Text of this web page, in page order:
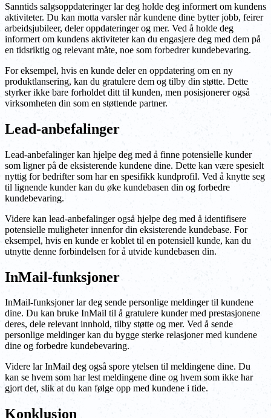
Sanntids salgsoppdateringer lar deg holde deg informert om kundens
aktiviteter. Du kan motta varsler når kundene dine bytter jobb, feirer
arbeidsjubileer, deler oppdateringer og mer. Ved å holde deg
informert om kundens aktiviteter kan du engasjere deg med dem på
en tidsriktig og relevant måte, noe som forbedrer kundebevaring.
For eksempel, hvis en kunde deler en oppdatering om en ny
produktlansering, kan du gratulere dem og tilby din støtte. Dette
styrker ikke bare forholdet ditt til kunden, men posisjonerer også
virksomheten din som en støttende partner.
Lead-anbefalinger
Lead-anbefalinger kan hjelpe deg med å finne potensielle kunder
som ligner på de eksisterende kundene dine. Dette kan være spesielt
nyttig for bedrifter som har en spesifikk kundprofil. Ved å knytte seg
til lignende kunder kan du øke kundebasen din og forbedre
kundebevaring.
Videre kan lead-anbefalinger også hjelpe deg med å identifisere
potensielle muligheter innenfor din eksisterende kundebase. For
eksempel, hvis en kunde er koblet til en potensiell kunde, kan du
utnytte denne forbindelsen for å utvide kundebasen din.
InMail-funksjoner
InMail-funksjoner lar deg sende personlige meldinger til kundene
dine. Du kan bruke InMail til å gratulere kunder med prestasjonene
deres, dele relevant innhold, tilby støtte og mer. Ved å sende
personlige meldinger kan du bygge sterke relasjoner med kundene
dine og forbedre kundebevaring.
Videre lar InMail deg også spore ytelsen til meldingene dine. Du
kan se hvem som har lest meldingene dine og hvem som ikke har
gjort det, slik at du kan følge opp med kundene i tide.
Konklusjon